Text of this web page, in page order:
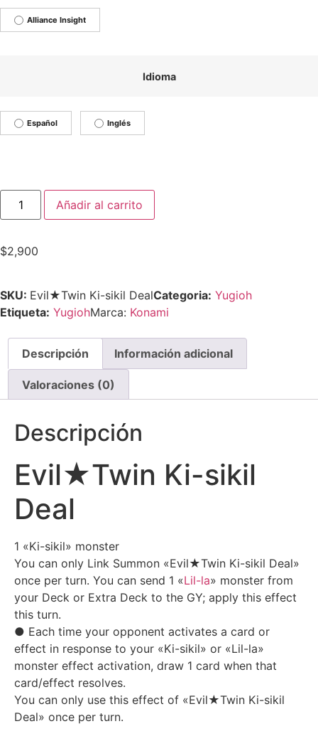
Alliance Insight
Idioma
Español Inglés
Añadir al carrito
$2,900
SKU: Evil★Twin Ki-sikil DealCategoria: Yugioh
Etiqueta: YugiohMarca: Konami
Descripción Información adicional
Valoraciones (0)
Descripción
Evil★Twin Ki-sikil
Deal
1 «Ki-sikil» monster
You can only Link Summon «Evil★Twin Ki-sikil Deal»
once per turn. You can send 1 «Lil-la» monster from
your Deck or Extra Deck to the GY; apply this effect
this turn.
● Each time your opponent activates a card or
effect in response to your «Ki-sikil» or «Lil-la»
monster effect activation, draw 1 card when that
card/effect resolves.
You can only use this effect of «Evil★Twin Ki-sikil
Deal» once per turn.